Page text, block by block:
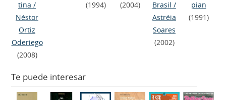
tina /
Néstor
Ortiz
Oderiego
(2008)
(1994)
(2004)
Brasil /
Astréia
Soares
(2002)
pian
(1991)
Te puede interesar